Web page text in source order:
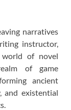
narratives
instructor,
of novel
of game
ancient
and existential